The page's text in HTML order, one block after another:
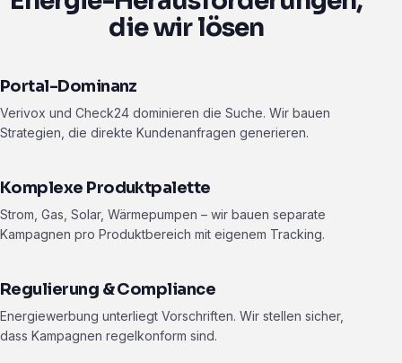
die wir lösen
Portal-Dominanz
Verivox und Check24 dominieren die Suche. Wir bauen
Strategien, die direkte Kundenanfragen generieren.
Komplexe Produktpalette
Strom, Gas, Solar, Wärmepumpen – wir bauen separate
Kampagnen pro Produktbereich mit eigenem Tracking.
Regulierung & Compliance
Energiewerbung unterliegt Vorschriften. Wir stellen sicher,
dass Kampagnen regelkonform sind.